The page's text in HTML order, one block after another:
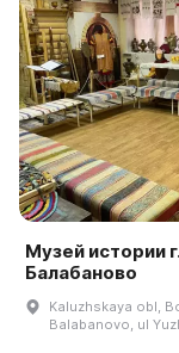
Музей истории г.
Балабаново
Kaluzhskaya obl,
Balabanovo, ul